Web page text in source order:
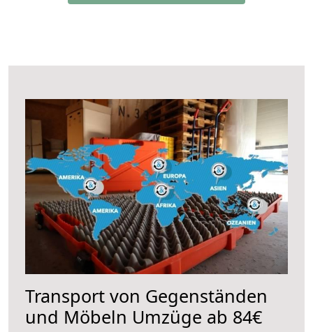
Transport von Gegenständen
und Möbeln Umzüge ab 84€